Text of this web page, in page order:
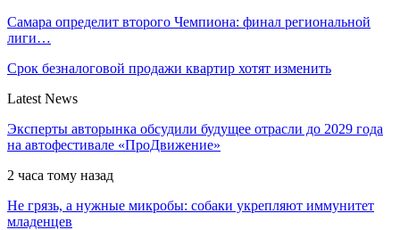
Самара определит второго Чемпиона: финал региональной
лиги…
Срок безналоговой продажи квартир хотят изменить
Latest News
Эксперты авторынка обсудили будущее отрасли до 2029 года
на автофестивале «ПроДвижение»
2 часа тому назад
Не грязь, а нужные микробы: собаки укрепляют иммунитет
младенцев